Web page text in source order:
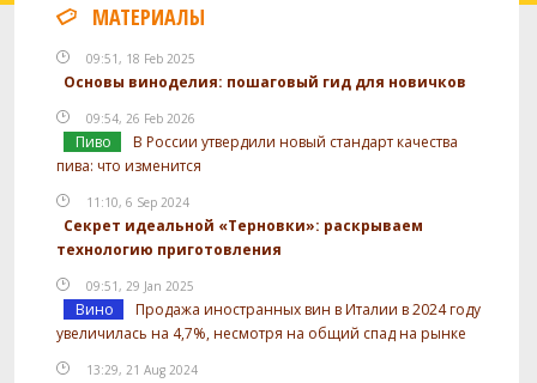
МАТЕРИАЛЫ
09:51, 18 Feb 2025
Основы виноделия: пошаговый гид для новичков
09:54, 26 Feb 2026
Пиво
В России утвердили новый стандарт качества
пива: что изменится
11:10, 6 Sep 2024
Секрет идеальной «Терновки»: раскрываем
технологию приготовления
09:51, 29 Jan 2025
Вино
Продажа иностранных вин в Италии в 2024 году
увеличилась на 4,7%, несмотря на общий спад на рынке
13:29, 21 Aug 2024